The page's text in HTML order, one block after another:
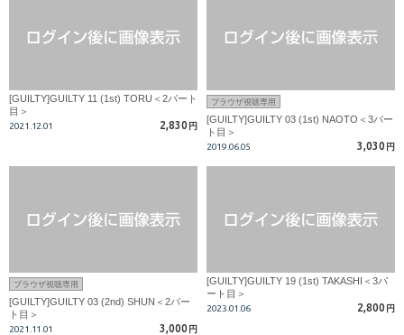
[GUILTY]GUILTY 11 (1st) TORU＜2パート
目＞
2021.12.01 2,830 円
ブラウザ視聴専用
[GUILTY]GUILTY 03 (1st) NAOTO＜3パー
ト目＞
2019.06.05 3,030 円
ブラウザ視聴専用
[GUILTY]GUILTY 03 (2nd) SHUN＜2パー
ト目＞
2021.11.01 3,000 円
[GUILTY]GUILTY 19 (1st) TAKASHI＜3パ
ート目＞
2023.01.06 2,800 円